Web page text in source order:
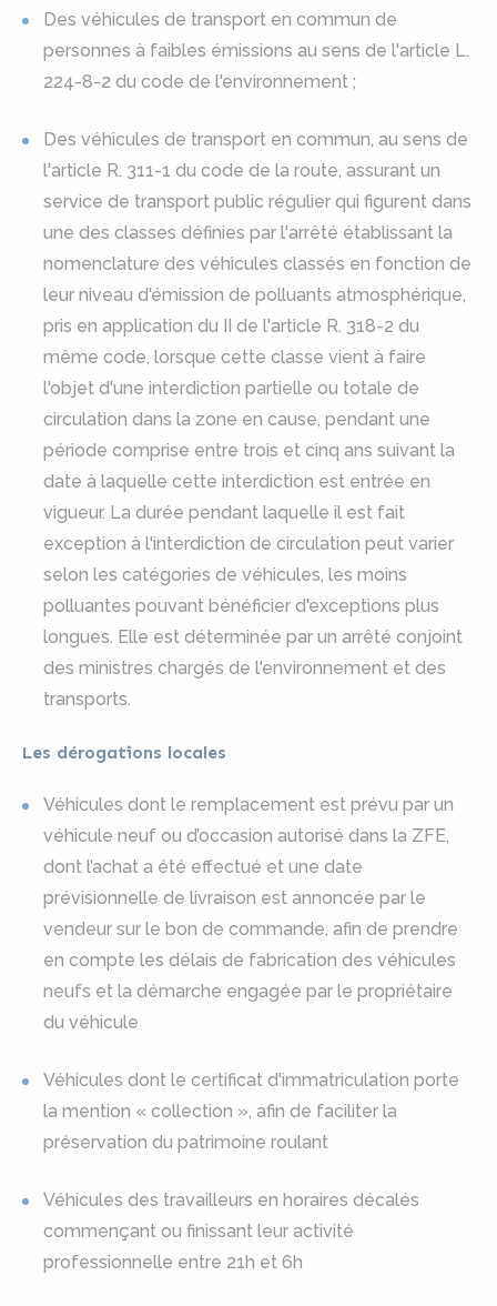
Des véhicules de transport en commun de
personnes à faibles émissions au sens de l'article L.
224-8-2 du code de l'environnement ;
Des véhicules de transport en commun, au sens de
l'article R. 311-1 du code de la route, assurant un
service de transport public régulier qui figurent dans
une des classes définies par l'arrêté établissant la
nomenclature des véhicules classés en fonction de
leur niveau d'émission de polluants atmosphérique,
pris en application du II de l'article R. 318-2 du
même code, lorsque cette classe vient à faire
l'objet d'une interdiction partielle ou totale de
circulation dans la zone en cause, pendant une
période comprise entre trois et cinq ans suivant la
date à laquelle cette interdiction est entrée en
vigueur. La durée pendant laquelle il est fait
exception à l'interdiction de circulation peut varier
selon les catégories de véhicules, les moins
polluantes pouvant bénéficier d'exceptions plus
longues. Elle est déterminée par un arrêté conjoint
des ministres chargés de l'environnement et des
transports.
Les dérogations locales
Véhicules dont le remplacement est prévu par un
véhicule neuf ou d’occasion autorisé dans la ZFE,
dont l’achat a été effectué et une date
prévisionnelle de livraison est annoncée par le
vendeur sur le bon de commande, afin de prendre
en compte les délais de fabrication des véhicules
neufs et la démarche engagée par le propriétaire
du véhicule
Véhicules dont le certificat d'immatriculation porte
la mention « collection », afin de faciliter la
préservation du patrimoine roulant
Véhicules des travailleurs en horaires décalés
commençant ou finissant leur activité
professionnelle entre 21h et 6h